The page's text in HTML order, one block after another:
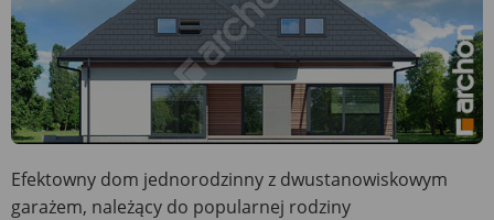
Efektowny dom jednorodzinny z dwustanowiskowym
garażem, należący do popularnej rodziny